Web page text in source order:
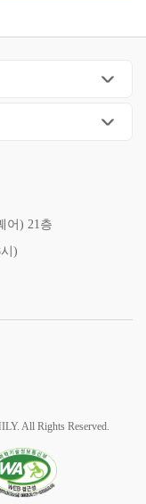
어) 21층
)
All Rights Reserved.